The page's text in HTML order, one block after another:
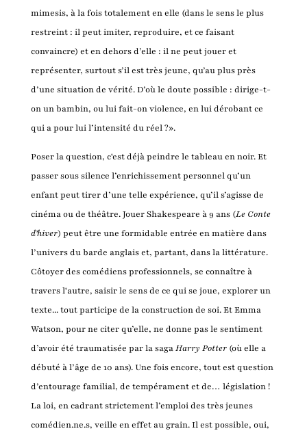
mimesis, à la fois totalement en elle (dans le sens le plus
restreint : il peut imiter, reproduire, et ce faisant
convaincre) et en dehors d’elle : il ne peut jouer et
représenter, surtout s’il est très jeune, qu’au plus près
d’une situation de vérité. D’où le doute possible : dirige-t-
on un bambin, ou lui fait-on violence, en lui dérobant ce
qui a pour lui l’intensité du réel ?».
Poser la question, c'est déjà peindre le tableau en noir. Et
passer sous silence l’enrichissement personnel qu’un
enfant peut tirer d’une telle expérience, qu’il s’agisse de
cinéma ou de théâtre. Jouer Shakespeare à 9 ans (Le Conte
d’hiver) peut être une formidable entrée en matière dans
l’univers du barde anglais et, partant, dans la littérature.
Côtoyer des comédiens professionnels, se connaître à
travers l'autre, saisir le sens de ce qui se joue, explorer un
texte... tout participe de la construction de soi. Et Emma
Watson, pour ne citer qu’elle, ne donne pas le sentiment
d’avoir été traumatisée par la sagaHarry Potter(où elle a
débuté à l’âge de 10 ans). Une fois encore, tout est question
d’entourage familial, de tempérament et de… législation !
La loi, en cadrant strictement l’emploi des très jeunes
comédien.ne.s, veille en effet au grain. Il est possible, oui,